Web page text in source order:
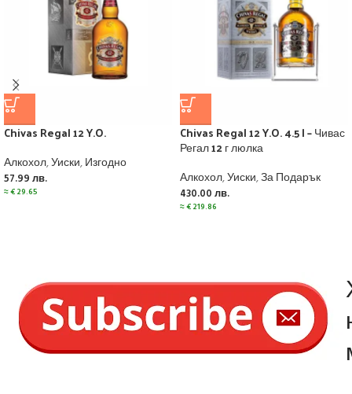
Chivas Regal 12 Y.O.
Алкохол,Уиски,Изгодно
57.99 лв.
≈€29.65
Chivas Regal 12 Y.O. 4.5 l – Чивас
Регал 12 г люлка
Алкохол,Уиски,За Подарък
430.00 лв.
≈€219.86